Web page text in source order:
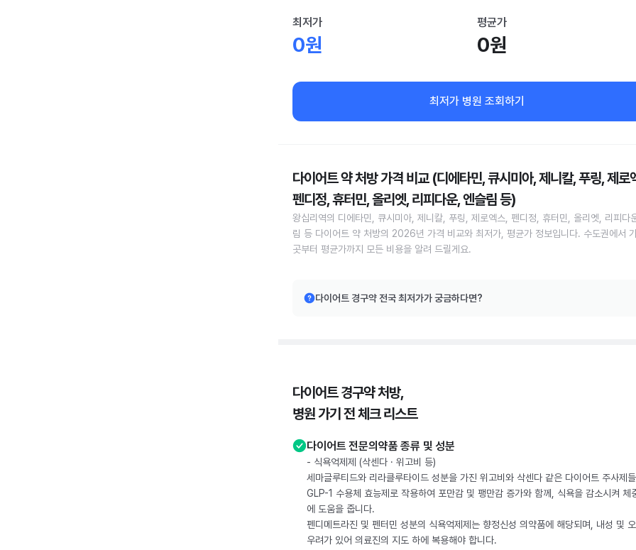
최저가
0원
평균가
0원
최저가 병원 조회하기
다이어트 약 처방 가격 비교 (디에타민, 큐시미아, 제니칼, 푸링, 제로
펜디정, 휴터민, 올리엣, 리피다운, 엔슬림 등)
왕십리역의 디에타민, 큐시미아, 제니칼, 푸링, 제로엑스, 펜디정, 휴터민, 올리엣, 리피다
림 등 다이어트 약 처방의 2026년 가격 비교와 최저가, 평균가 정보입니다. 수도권에서
곳부터 평균가까지 모든 비용을 알려 드릴게요.
다이어트 경구약 전국 최저가가 궁금하다면?
다이어트 경구약 처방,
병원 가기 전 체크 리스트
다이어트 전문의약품 종류 및 성분
- 식욕억제제 (삭센다 · 위고비 등)
세마글루티드와 리라클루타이드 성분을 가진 위고비와 삭센다 같은 다이어트 주사제
GLP-1 수용체 효능제로 작용하여 포만감 및 팽만감 증가와 함께, 식욕을 감소시켜 체
에 도움을 줍니다.
펜디메트라진 및 펜터민 성분의 식욕억제제는 향정신성 의약품에 해당되며, 내성 및 오
우려가 있어 의료진의 지도 하에 복용해야 합니다.